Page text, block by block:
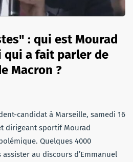
: qui est Mourad
qui a fait parler de
Macron ?
candidat à Marseille, samedi 16
dirigeant sportif Mourad
Quelques 4000
au discours d’Emmanuel